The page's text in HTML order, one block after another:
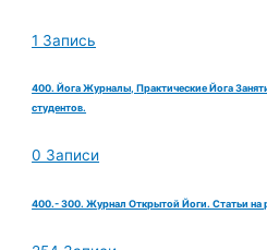
1 Запись
400. Йога Журналы, Практические Йога
студентов.
0 Записи
400.- 300. Журнал Открытой Йоги. Статьи на